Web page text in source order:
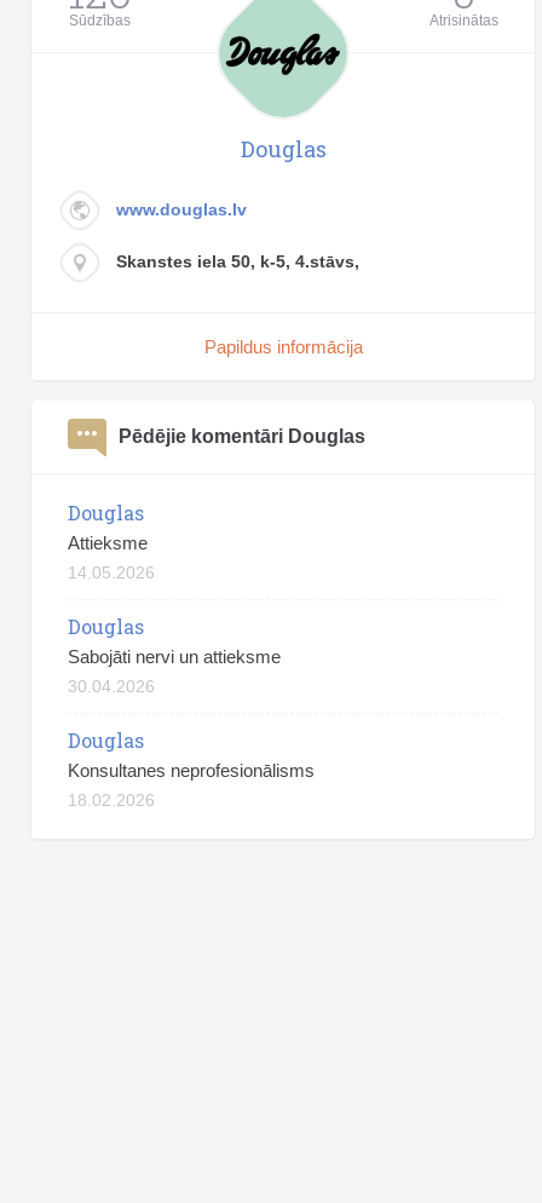
Sūdzības Atrisinātas
Douglas
www.douglas.lv
Skanstes iela 50, k-5, 4.stāvs,
Papildus informācija
Pēdējie komentāri Douglas
Douglas
Attieksme
14.05.2026
Douglas
Sabojāti nervi un attieksme
30.04.2026
Douglas
Konsultanes neprofesionālisms
18.02.2026